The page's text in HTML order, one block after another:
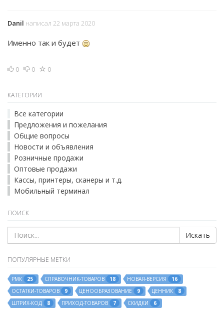
Danil написал 22 марта 2020
Именно так и будет
0 0 0
КАТЕГОРИИ
Все категории
Предложения и пожелания
Общие вопросы
Новости и объявления
Розничные продажи
Оптовые продажи
Кассы, принтеры, сканеры и т.д.
Мобильный терминал
ПОИСК
Искать
ПОПУЛЯРНЫЕ МЕТКИ
РМК 25 СПРАВОЧНИК-ТОВАРОВ 18 НОВАЯ-ВЕРСИЯ
16
ОСТАТКИ-ТОВАРОВ
9 ЦЕНООБРАЗОВАНИЕ 9 ЦЕННИК
8
ШТРИХ-КОД
8 ПРИХОД-ТОВАРОВ 7 СКИДКИ
6